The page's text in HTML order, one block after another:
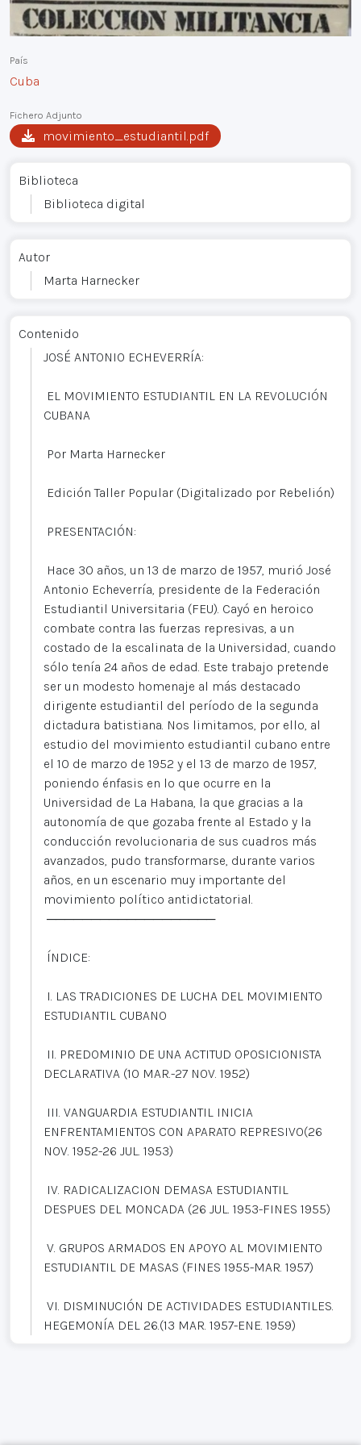
País
Cuba
Fichero Adjunto
movimiento_estudiantil.pdf
Biblioteca
Biblioteca digital
Autor
Marta Harnecker
Contenido
JOSÉ ANTONIO ECHEVERRÍA:
EL MOVIMIENTO ESTUDIANTIL EN LA REVOLUCIÓN
CUBANA
Por Marta Harnecker
Edición Taller Popular (Digitalizado por Rebelión)
PRESENTACIÓN:
Hace 30 años, un 13 de marzo de 1957, murió José
Antonio Echeverría, presidente de la Federación
Estudiantil Universitaria (FEU). Cayó en heroico
combate contra las fuerzas represivas, a un
costado de la escalinata de la Universidad, cuando
sólo tenía 24 años de edad. Este trabajo pretende
ser un modesto homenaje al más destacado
dirigente estudiantil del período de la segunda
dictadura batistiana. Nos limitamos, por ello, al
estudio del movimiento estudiantil cubano entre
el 10 de marzo de 1952 y el 13 de marzo de 1957,
poniendo énfasis en lo que ocurre en la
Universidad de La Habana, la que gracias a la
autonomía de que gozaba frente al Estado y la
conducción revolucionaria de sus cuadros más
avanzados, pudo transformarse, durante varios
años, en un escenario muy importante del
movimiento político antidictatorial.
───────────────────
ÍNDICE:
I. LAS TRADICIONES DE LUCHA DEL MOVIMIENTO
ESTUDIANTIL CUBANO
II. PREDOMINIO DE UNA ACTITUD OPOSICIONISTA
DECLARATIVA (10 MAR.-27 NOV. 1952)
III. VANGUARDIA ESTUDIANTIL INICIA
ENFRENTAMIENTOS CON APARATO REPRESIVO(26
NOV. 1952-26 JUL. 1953)
IV. RADICALIZACION DEMASA ESTUDIANTIL
DESPUES DEL MONCADA (26 JUL. 1953-FINES 1955)
V. GRUPOS ARMADOS EN APOYO AL MOVIMIENTO
ESTUDIANTIL DE MASAS (FINES 1955-MAR. 1957)
VI. DISMINUCIÓN DE ACTIVIDADES ESTUDIANTILES.
HEGEMONÍA DEL 26.(13 MAR. 1957-ENE. 1959)